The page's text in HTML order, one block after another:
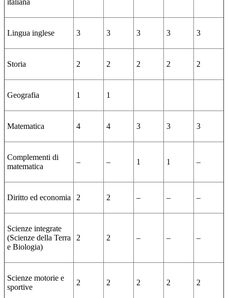
italiana
Lingua inglese 3 3 3 3 3
Storia 2 2 2 2 2
Geografia 1 1
Matematica 4 4 3 3 3
Complementi di
matematica
– – 1 1 –
Diritto ed economia 2 2 – – –
Scienze integrate
(Scienze della Terra
e Biologia)
2 2 – – –
Scienze motorie e
sportive
2 2 2 2 2